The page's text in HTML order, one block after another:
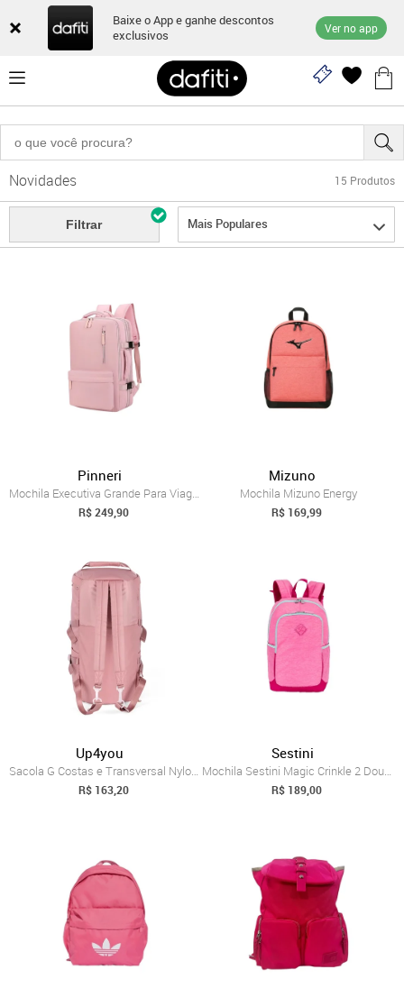
Baixe o App e ganhe descontos
exclusivos
Ver no app
Novidades 15 Produtos
Filtrar Mais Populares
Pinneri
Mochila Executiva Grande Para Viagem Imp...
R$ 249,90
Mizuno
Mochila Mizuno Energy
R$ 169,99
Up4you
Sacola G Costas e Transversal Nylon Flex...
R$ 163,20
Sestini
Mochila Sestini Magic Crinkle 2 Double 2...
R$ 189,00